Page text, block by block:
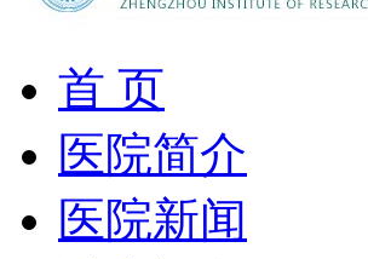
首 页
医院简介
医院新闻